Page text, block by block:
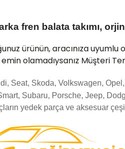
fren balata takımı,
ürünün, aracınıza uyumlu
olamadıysanız Müşteri
Seat, Skoda, Volkswagen,
Subaru, Porsche, Jeep,
yedek parça ve aksesuar